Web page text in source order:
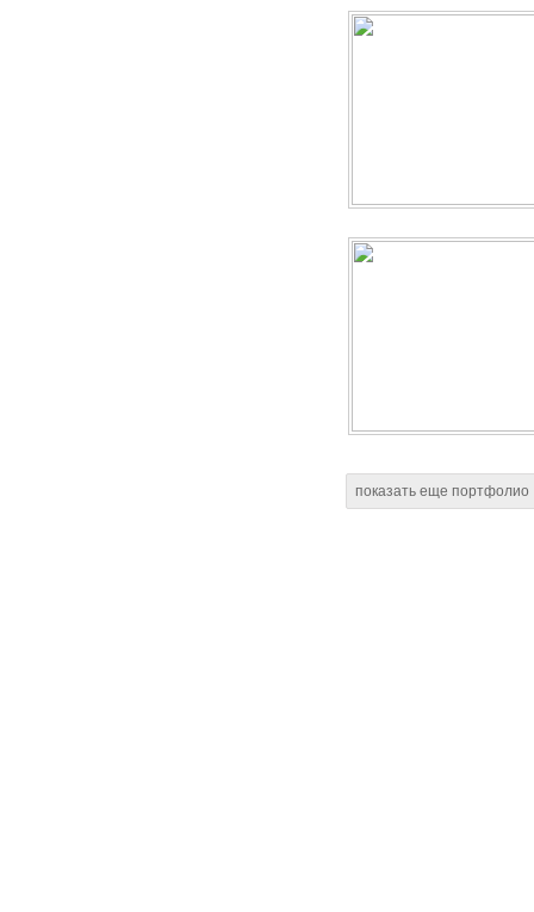
показать еще портфолио